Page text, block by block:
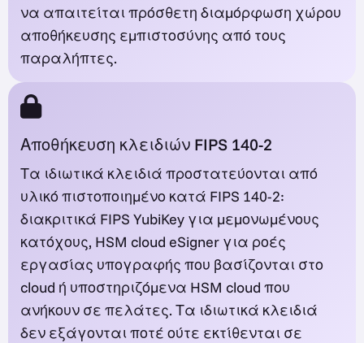
να απαιτείται πρόσθετη διαμόρφωση χώρου
αποθήκευσης εμπιστοσύνης από τους
παραλήπτες.
Αποθήκευση κλειδιών FIPS 140-2
Τα ιδιωτικά κλειδιά προστατεύονται από
υλικό πιστοποιημένο κατά FIPS 140-2:
διακριτικά FIPS YubiKey για μεμονωμένους
κατόχους, HSM cloud eSigner για ροές
εργασίας υπογραφής που βασίζονται στο
cloud ή υποστηριζόμενα HSM cloud που
ανήκουν σε πελάτες. Τα ιδιωτικά κλειδιά
δεν εξάγονται ποτέ ούτε εκτίθενται σε